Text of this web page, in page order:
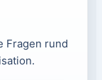
Fragen rund